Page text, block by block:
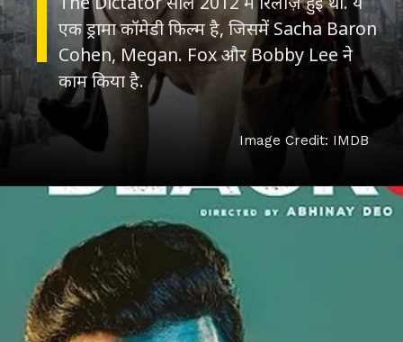
एक ड्रामा कॉमेडी फिल्म है, जिसमें Sacha Baron
Cohen, Megan. Fox और Bobby Lee ने
काम किया है.
Image Credit: IMDB